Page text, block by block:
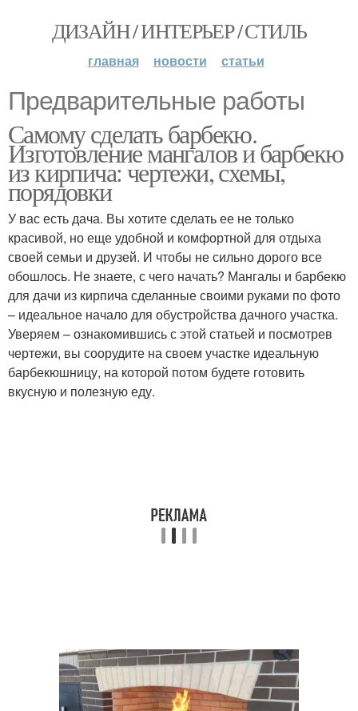
ДИЗАЙН / ИНТЕРЬЕР / СТИЛЬ
главная новости статьи
Предварительные работы
Самому сделать барбекю.
Изготовление мангалов и барбекю
из кирпича: чертежи, схемы,
порядовки
У вас есть дача. Вы хотите сделать ее не только
красивой, но еще удобной и комфортной для отдыха
своей семьи и друзей. И чтобы не сильно дорого все
обошлось. Не знаете, с чего начать? Мангалы и барбекю
для дачи из кирпича сделанные своими руками по фото
– идеальное начало для обустройства дачного участка.
Уверяем – ознакомившись с этой статьей и посмотрев
чертежи, вы соорудите на своем участке идеальную
барбекюшницу, на которой потом будете готовить
вкусную и полезную еду.